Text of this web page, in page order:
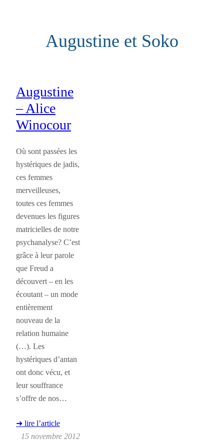
Augustine et Soko
Augustine
– Alice
Winocour
Où sont passées les
hystériques de jadis,
ces femmes
merveilleuses,
toutes ces femmes
devenues les figures
matricielles de notre
psychanalyse? C’est
grâce à leur parole
que Freud a
découvert – en les
écoutant – un mode
entièrement
nouveau de la
relation humaine
(…). Les
hystériques d’antan
ont donc vécu, et
leur souffrance
s’offre de nos…
➜ lire l’article
15 novembre 2012